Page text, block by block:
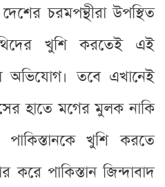
চরমপন্থীরা উপস্থিত
খুশি করতেই এই
অভিযোগ। তবে এখানেই
হাতে মগের মুলক নাকি
পাকিস্তানকে খুশি করতে
করে পাকিস্তান জিন্দাবাদ